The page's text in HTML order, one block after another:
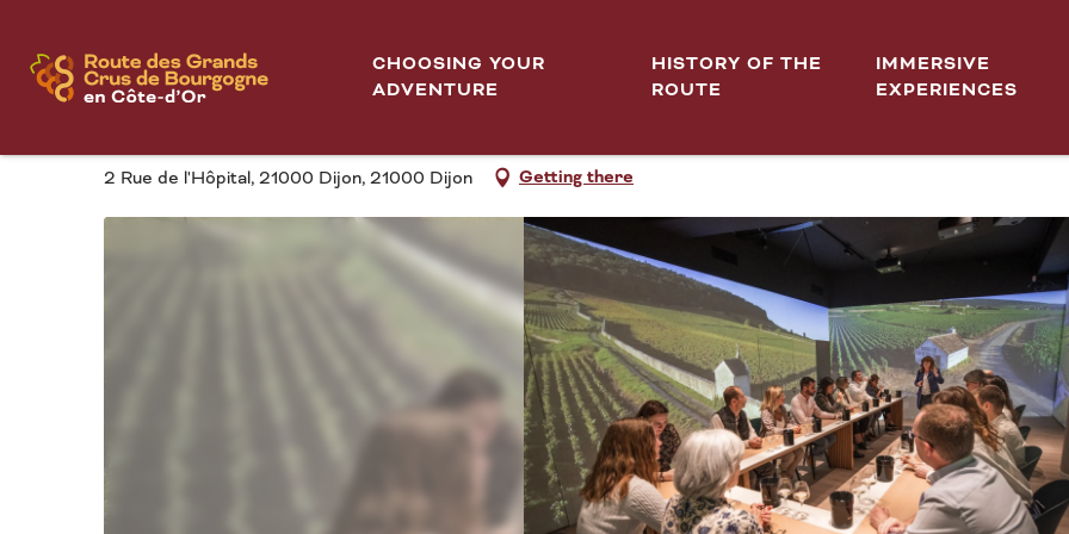
contenu
principal
CHOOSING YOUR
ADVENTURE
HISTORY OF THE
ROUTE
IMMERSIVE
EXPERIENCES
ECOLE DES VINS - ATELIER IMMERSIF : L’EFFET
2 Rue de l'Hôpital, 21000 Dijon, 21000 Dijon Getting there